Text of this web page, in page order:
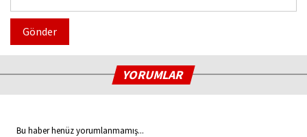
Gönder
YORUMLAR
Bu haber henüz yorumlanmamış...